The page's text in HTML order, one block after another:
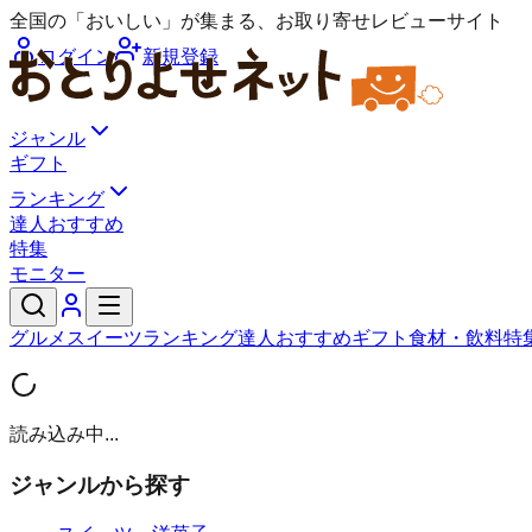
全国の「おいしい」が集まる、お取り寄せレビューサイト
ログイン
新規登録
ジャンル
ギフト
ランキング
達人おすすめ
特集
モニター
グルメ スイーツランキング達人おすすめギフト 食材・飲料特
読み込み中...
ジャンルから探す